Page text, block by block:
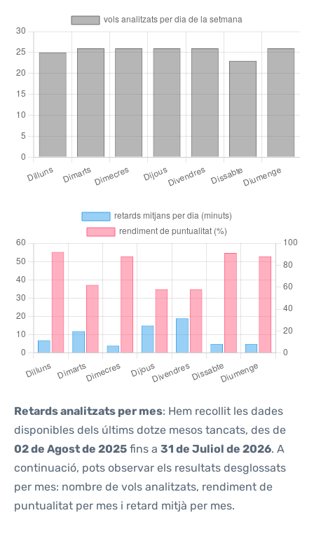
Retards analitzats per mes: Hem recollit les dades
disponibles dels últims dotze mesos tancats, des de
02 de Agost de 2025 fins a 31 de Juliol de 2026. A
continuació, pots observar els resultats desglossats
per mes: nombre de vols analitzats, rendiment de
puntualitat per mes i retard mitjà per mes.